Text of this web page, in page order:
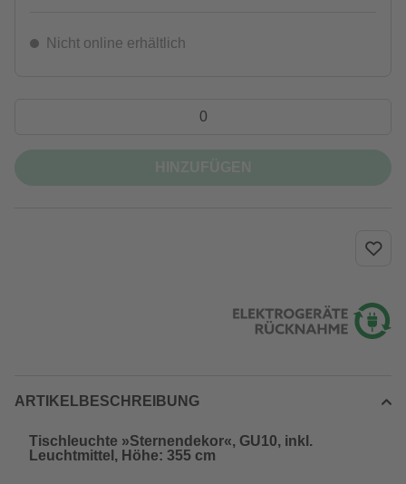
Nicht online erhältlich
ARTIKELBESCHREIBUNG
Tischleuchte »Sternendekor«, GU10, inkl.
Leuchtmittel, Höhe: 355 cm